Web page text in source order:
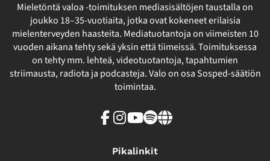
Mieletöntä valoa -toimituksen mediasisältöjen taustalla on
joukko 18–35-vuotiaita, jotka ovat kokeneet erilaisia
mielenterveyden haasteita. Mediatuotantoja on viimeisten 10
vuoden aikana tehty sekä yksin että tiimeissä. Toimituksessa
on tehty mm. lehteä, videotuotantoja, tapahtumien
striimausta, radiota ja podcasteja. Valo on osa Sosped-säätiön
toimintaa.
Facebook
Instagram
Youtube
SpotifyLinkki
Pikalinkit